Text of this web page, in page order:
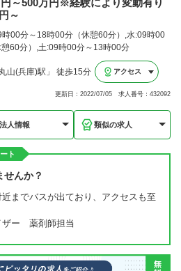
円～500万円※経験により変動有り
～
時00分～18時00分（休憩60分）,水:09時00
60分）,土:09時00分～13時00分
山(兵庫)駅」 徒歩15分 アクセス
更新日：2022/07/05 求人番号：432092
法人情報 類似の求人
ト
せんか？
までバスが出ており、アクセスも至
ザー 薬剤師担当